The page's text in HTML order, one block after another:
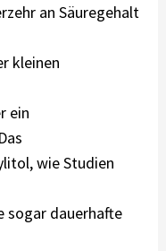
an Säuregehalt
kleinen
ein
wie Studien
sogar dauerhafte